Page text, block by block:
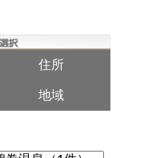
住所
地域